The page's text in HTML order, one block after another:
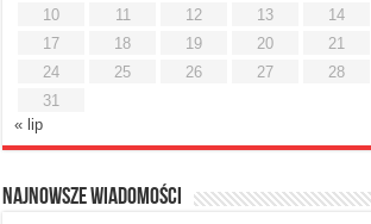
10
11 12 13 14
17
18 19 20 21
24
25 26 27 28
31
« lip
Najnowsze Wiadomości